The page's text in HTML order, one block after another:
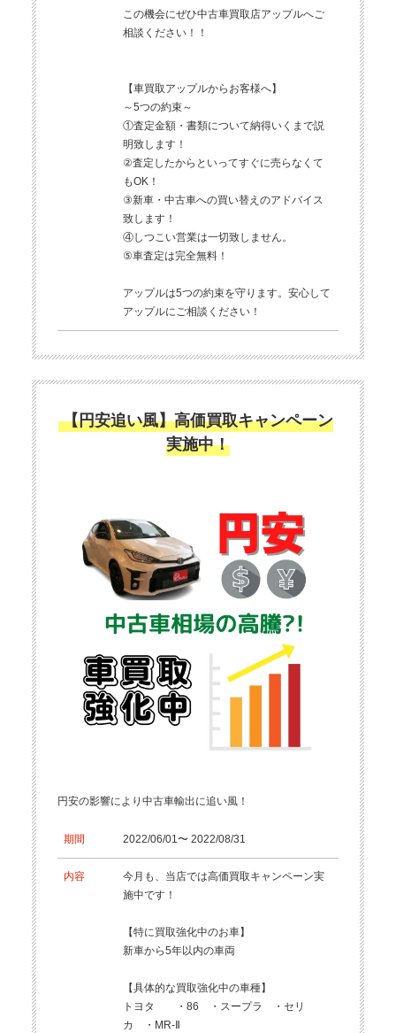
この機会にぜひ中古車買取店アップルへご
相談ください！！
【車買取アップルからお客様へ】
～5つの約束～
①査定金額・書類について納得いくまで説
明致します！
②査定したからといってすぐに売らなくて
もOK！
③新車・中古車への買い替えのアドバイス
致します！
④しつこい営業は一切致しません。
⑤車査定は完全無料！
アップルは5つの約束を守ります。安心して
アップルにご相談ください！
【円安追い風】高価買取キャンペーン
実施中！
円安の影響により中古車輸出に追い風！
期間 2022/06/01〜 2022/08/31
内容
今月も、当店では高価買取キャンペーン実
施中です！
【特に買取強化中のお車】
新車から5年以内の車両
【具体的な買取強化中の車種】
トヨタ ・86 ・スープラ ・セリ
カ ・MR-Ⅱ